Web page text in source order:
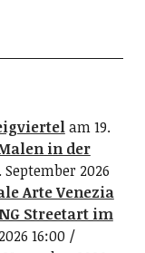
am 19.
in der
2026
Arte Venezia
Streetart im
16:00